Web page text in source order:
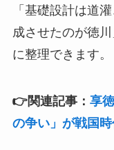
「基礎設計は道
成させたのが徳
に整理できます。
👉関連記事： 享
の争い」が戦国